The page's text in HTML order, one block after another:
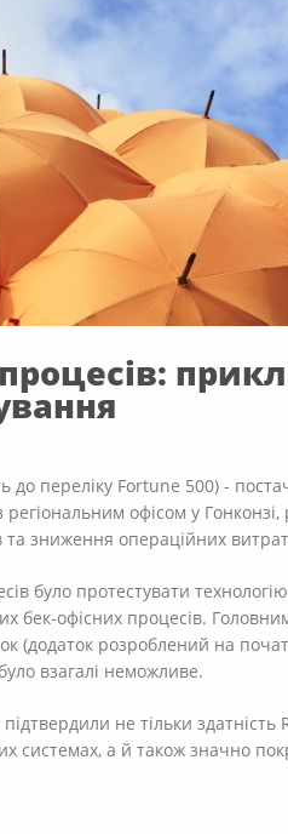
переліку Fortune 500) -
регіональним офісом у
зниження операційних витрат
було протестувати
бек-офісних процесів.
розроблений на
взагалі неможливе.
не тільки
системах, а й також значно